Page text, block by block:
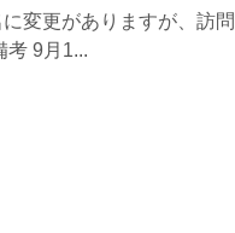
変更がありますが、訪
考 9月1...